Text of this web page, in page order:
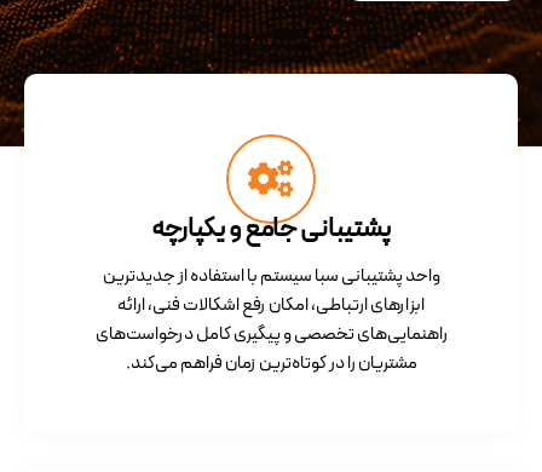
پشتیبانی جامع و یکپارچه
واحد پشتیبانی سبا سیستم با استفاده از جدیدترین
ابزارهای ارتباطی، امکان رفع اشکالات فنی، ارائه
راهنمایی‌های تخصصی و پیگیری کامل درخواست‌های
مشتریان را در کوتاه‌ترین زمان فراهم می‌کند.